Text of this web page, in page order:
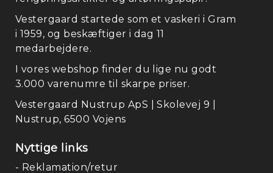
Vestergaard startede som et vaskeri i Gram
i 1959, og beskæftiger i dag 11
medarbejdere.
I vores webshop finder du lige nu godt
3.000 varenumre til skarpe priser.
Vestergaard Nustrup ApS | Skolevej 9 |
Nustrup, 6500 Vojens
Nyttige links
- Reklamation/retur